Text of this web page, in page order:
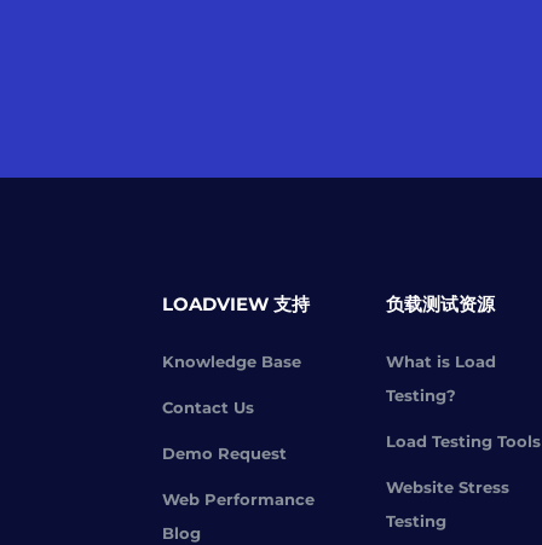
LOADVIEW 支持
Knowledge Base
Contact Us
Demo Request
Web Performance
Blog
负载测试资源
What is Load
Testing?
Load Testing Tools
Website Stress
Testing